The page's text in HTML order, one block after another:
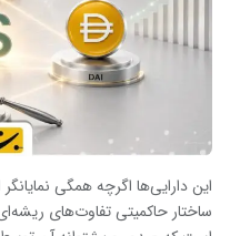
این دارایی‌ها اگرچه همگی نمایانگر
ساختار حاکمیتی تفاوت‌های